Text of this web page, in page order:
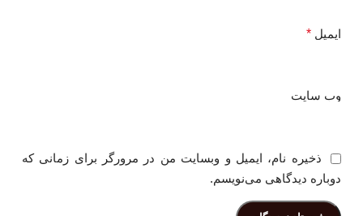
ایمیل *
وب‌ سایت
ذخیره نام، ایمیل و وبسایت من در مرورگر برای زمانی که
دوباره دیدگاهی می‌نویسم.